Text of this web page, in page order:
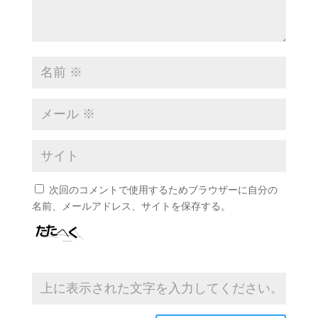
次回のコメントで使用するためブラウザーに自分の
名前、メールアドレス、サイトを保存する。